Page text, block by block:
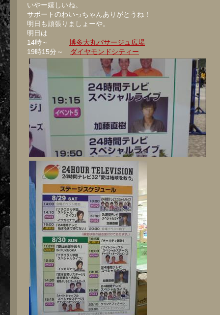
いやー嬉しいね。
サポートのわいっちゃんありがとうね！
明日も頑張りましょーや。
明日は
14時～ 博多大丸パサージュ広場
19時15分～
ダイヤモンドシティー